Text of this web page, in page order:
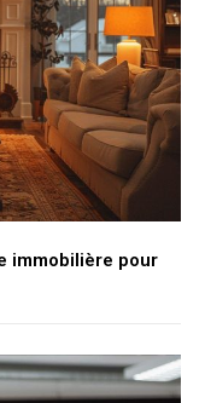
immobilière pour